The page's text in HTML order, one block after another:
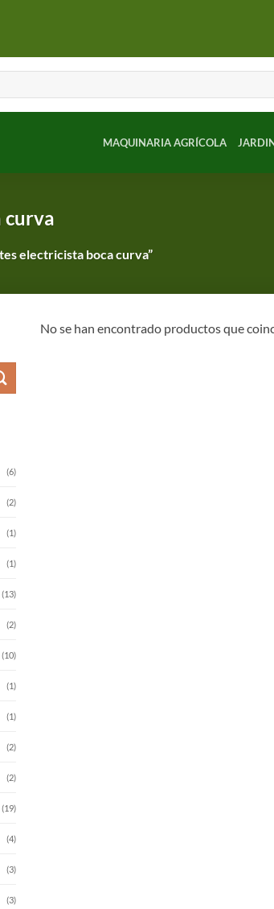
MAQUINARIA AGRÍCOLA
curva
electricista boca curva”
(6)
(2)
(1)
(1)
(13)
(2)
(10)
(1)
(1)
(2)
(2)
(19)
(4)
(3)
(3)
No se han encontrado productos que